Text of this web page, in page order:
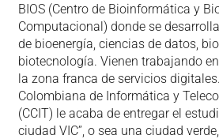
BIOS (Centro de Bioinformática y
Computacional) donde se
de bioenergía, ciencias de datos,
biotecnología. Vienen trabajando
la zona franca de servicios
Colombiana de Informática y
(CCIT) le acaba de entregar el
ciudad VIC”, o sea una ciudad